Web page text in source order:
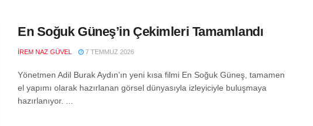
En Soğuk Güneş’in Çekimleri Tamamlandı
İREM NAZ GÜVEL 7 TEMMUZ 2026
Yönetmen Adil Burak Aydın’ın yeni kısa filmi En Soğuk Güneş, tamamen
el yapımı olarak hazırlanan görsel dünyasıyla izleyiciyle buluşmaya
hazırlanıyor. ...